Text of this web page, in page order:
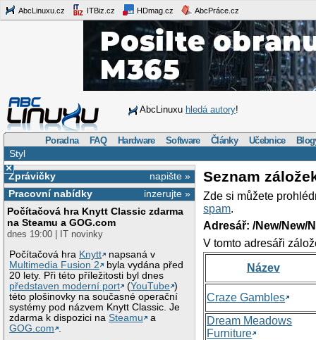
AbcLinuxu.cz ITBiz.cz HDmag.cz AbcPráce.cz
AbcLinuxu hledá autory!
Poradna FAQ Hardware Software Články Učebnice
Styl
×
napište »
Zprávičky
inzerujte »
Pracovní nabídky
Počítačová hra Knytt Classic zdarma
na Steamu a GOG.com
dnes 19:00 | IT novinky
Počítačová hra Knytt
napsaná v
Multimedia Fusion 2
byla vydána před
20 lety. Při této příležitosti byl dnes
představen moderní port
(YouTube )
této plošinovky na současné operační
systémy pod názvem Knytt Classic. Je
zdarma k dispozici naSteamu
a
GOG.com
Seznam
Zde si můžete
spam.
Adresář: /New/New/
V tomto adresáři
Název
Craze Gambles
Dream Meadows
Furniture